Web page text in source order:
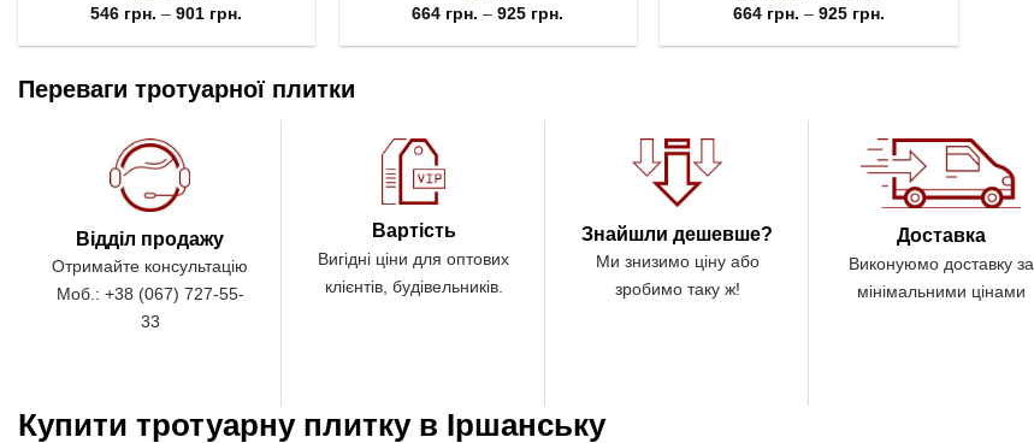
546 грн. –901 грн.
664 грн. –925 грн.
664 грн. – 925 грн.
Переваги тротуарної плитки
Відділ продажу
Отримайте консультацію
Моб.: +38 (067) 727-55-
33
Вартість
Вигідні ціни для оптових
клієнтів, будівельників.
Знайшли дешевше?
Ми знизимо ціну або
зробимо таку ж!
Доставка
Виконуюмо доставку за
мінімальними цінами
Купити тротуарну плитку в Іршанську